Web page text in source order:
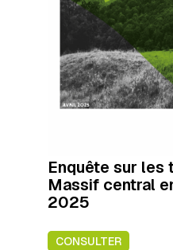
Enquête sur les
Massif central
2025
CONSULTER